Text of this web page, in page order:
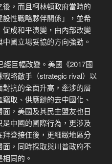
，而且柯林頓政府當時的
性戰略夥伴關係」，並希
成和平演變，由內部改變
國立場妥協的方向強勁。
經巨幅改變。美國《2017國
略敵手（strategic rival）以
抗的全面升高，牽涉的層
取、供應鏈的去中國化、
，美國及其民主盟友也日
中國的國際行為，更涉及
登接任後，更細緻地區分
面，同時採取與川普政府不
同的。